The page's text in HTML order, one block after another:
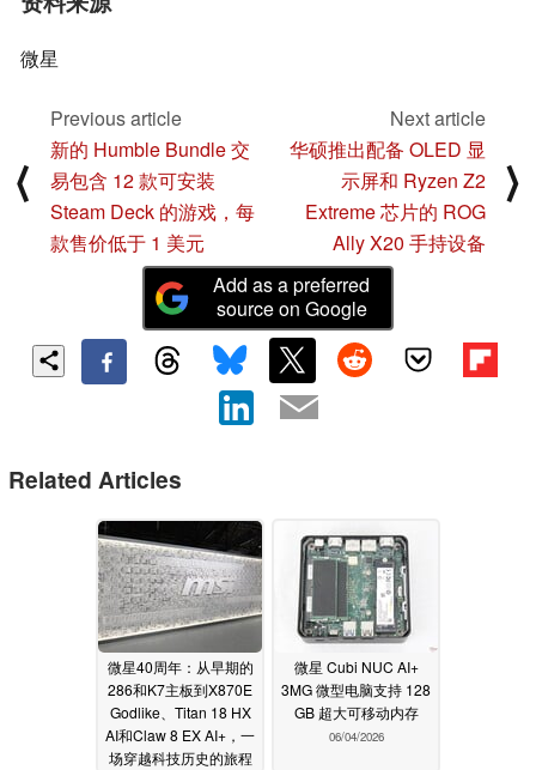
微星
⟨
Previous article
新的 Humble Bundle 交
易包含 12 款可安装
Steam Deck 的游戏，每
款售价低于 1 美元
Next article
华硕推出配备 OLED 显
示屏和 Ryzen Z2
Extreme 芯片的 ROG
Ally X20 手持设备
⟩
Add as a preferred
source on Google
Related Articles
微星40周年：从早期的
286和K7主板到X870E
Godlike、Titan 18 HX
AI和Claw 8 EX AI+，一
场穿越科技历史的旅程
微星 Cubi NUC AI+
3MG 微型电脑支持 128
GB 超大可移动内存
06/04/2026